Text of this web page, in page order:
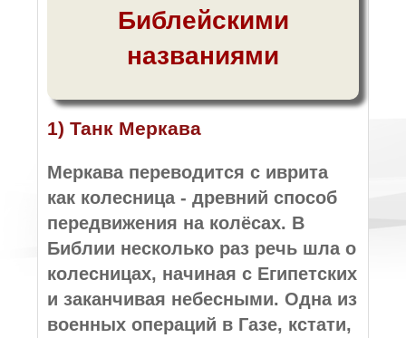
Библейскими
названиями
1) Танк Меркава
Меркава переводится с иврита
как колесница - древний способ
передвижения на колёсах. В
Библии несколько раз речь шла о
колесницах, начиная с Египетских
и заканчивая небесными. Одна из
военных операций в Газе, кстати,